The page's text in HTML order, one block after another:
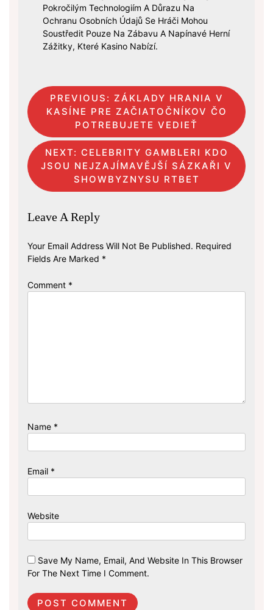
Pokročilým Technologiím A Důrazu Na
Ochranu Osobních Údajů Se Hráči Mohou
Soustředit Pouze Na Zábavu A Napínavé Herní
Zážitky, Které Kasino Nabízí.
Post
Navigation
PREVIOUS: ZÁKLADY HRANIA V
KASÍNE PRE ZAČIATOČNÍKOV ČO
POTREBUJETE VEDIEŤ
NEXT: CELEBRITY GAMBLERI KDO
JSOU NEJZAJÍMAVĚJŠÍ SÁZKAŘI V
SHOWBYZNYSU RTBET
Leave A Reply
Your Email Address Will Not Be Published. Required
Fields Are Marked *
Comment *
Name *
Email *
Website
Save My Name, Email, And Website In This Browser
For The Next Time I Comment.